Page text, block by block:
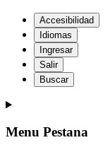
Accesibilidad
Idiomas
Ingresar
Salir
Buscar
Menu Pestana